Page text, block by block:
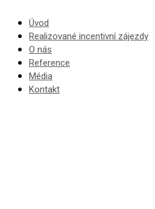
Úvod
Realizované incentivní zájezdy
O nás
Reference
Média
Kontakt